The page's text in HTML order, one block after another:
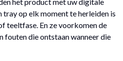
tray op elk moment te herleiden is
teeltfase. En ze voorkomen de
fouten die ontstaan wanneer die